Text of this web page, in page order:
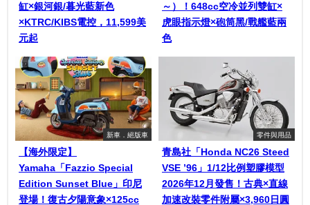
缸×銀河銀/暮光藍新色
×KTRC/KIBS電控，11,599美
元起
～）！648cc空冷並列雙缸×
虎眼指示燈×砲筒黑/戰艦藍兩
色
新車．絕版車
【海外限定】
Yamaha「Fazzio Special
Edition Sunset Blue」印尼
登場！復古夕陽意象×125cc
零件與用品
青島社「Honda NC26 Steed
VSE ’96」1/12比例塑膠模型
2026年12月發售！古典×直線
加速改裝零件附屬×3,960日圓